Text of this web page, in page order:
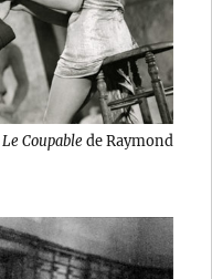
Le Coupablede Raymond